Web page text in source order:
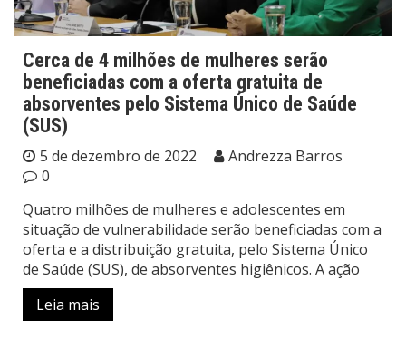
Cerca de 4 milhões de mulheres serão
beneficiadas com a oferta gratuita de
absorventes pelo Sistema Único de Saúde
(SUS)
5 de dezembro de 2022
Andrezza Barros
0
Quatro milhões de mulheres e adolescentes em
situação de vulnerabilidade serão beneficiadas com a
oferta e a distribuição gratuita, pelo Sistema Único
de Saúde (SUS), de absorventes higiênicos. A ação
Leia mais